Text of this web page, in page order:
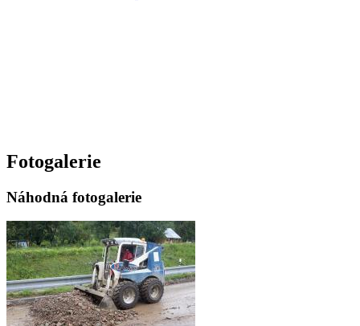
Fotogalerie
Náhodná fotogalerie